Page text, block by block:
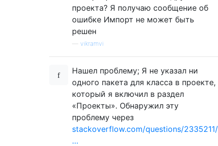
проекта? Я получаю сообщение об
ошибке Импорт не может быть
решен
vikramvi
Нашел проблему; Я не указал ни
одного пакета для класса в проекте,
который я включил в раздел
«Проекты». Обнаружил эту
проблему через
stackoverflow.com/questions/2335211/
…